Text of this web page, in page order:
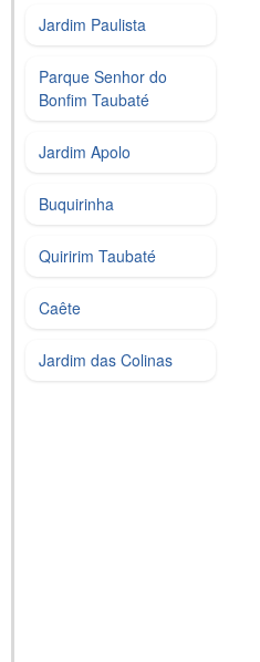
Jardim Paulista
Parque Senhor do
Bonfim Taubaté
Jardim Apolo
Buquirinha
Quiririm Taubaté
Caête
Jardim das Colinas